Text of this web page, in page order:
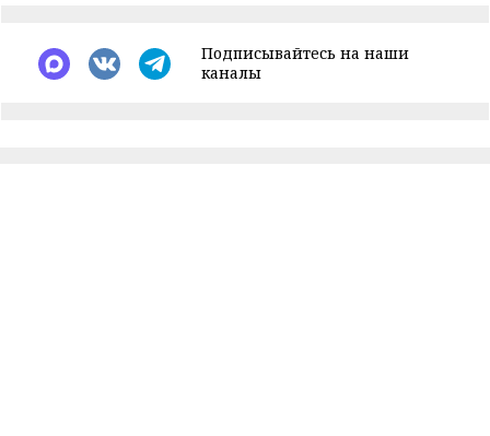
Подписывайтесь на наши
каналы